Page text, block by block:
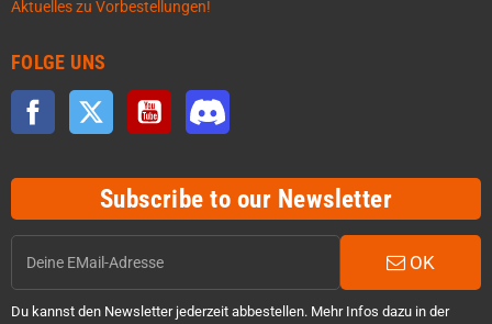
Aktuelles zu Vorbestellungen!
FOLGE UNS
Facebook Twitter YouTube
Subscribe to our Newsletter
OK
Du kannst den Newsletter jederzeit abbestellen. Mehr Infos dazu in der